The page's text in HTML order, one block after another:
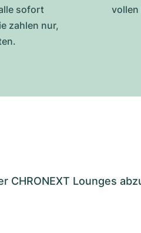
sofort
zahlen nur,
vollen
Lounges